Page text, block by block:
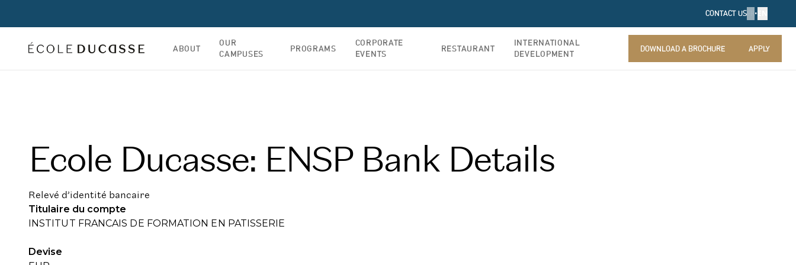
CONTACT US •
ABOUT
OUR
CAMPUSES
PROGRAMS
CORPORATE
EVENTS
RESTAURANT
INTERNATIONAL
DEVELOPMENT
DOWNLOAD A BROCHURE APPLY
Ecole Ducasse: ENSP Bank Details
Relevé d’identité bancaire
Titulaire du compte
INSTITUT FRANCAIS DE FORMATION EN PATISSERIE
Devise